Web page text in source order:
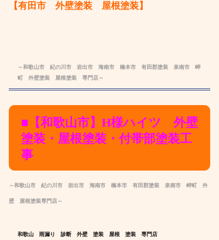
【有田市 外壁塗装 屋根塗装】
～和歌山市 紀の川市 岩出市 海南市 橋本市 有田郡塗装
泉南市 岬
町 外壁塗装屋根塗装 専門店～
■【和歌山市】H様ハイツ 外壁
塗装・屋根塗装・付帯部塗装工
事
～和歌山市 紀の川市 岩出市 海南市 橋本市 有田郡塗装 泉南市 岬町 外
壁屋根塗装専門店～
和歌山 雨漏り 診断 外壁 塗装 屋根 塗装 専門店